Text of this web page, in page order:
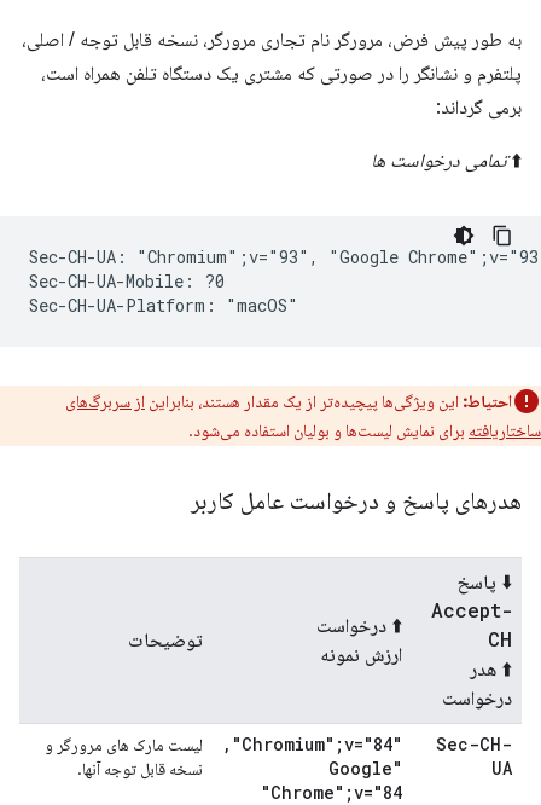
به طور پیش فرض، مرورگر نام تجاری مرورگر، نسخه قابل توجه / اصلی،
پلتفرم و نشانگر را در صورتی که مشتری یک دستگاه تلفن همراه است،
برمی گرداند:
⬆️تمامی درخواست ها
Sec-CH-UA: "Chromium";v="93", "Google
Sec-CH-UA-Mobile: ?0
احتیاط: این ویژگی‌ها پیچیده‌تر از یک مقدار هستند، بنابراین از سربرگ‌های
ساختاریافته برای نمایش لیست‌ها و بولیان استفاده می‌شود.
هدرهای پاسخ و درخواست عامل کاربر
⬇️ پاسخ
Accept-
CH
⬆️ هدر
درخواست
⬆️ درخواست
ارزش نمونه
توضیحات
Sec-CH-
UA
"Chromium";v="84"
,
"Google
Chrome";v="84"
لیست مارک های مرورگر و
نسخه قابل توجه آنها.